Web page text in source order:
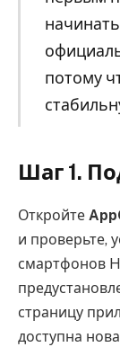
потому
Шаг 1.
Откройте
и проверьте,
смартфонов
страницу
доступна